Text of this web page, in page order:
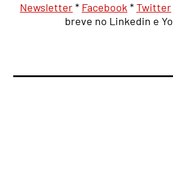
Newsletter* Facebook *Twitter
breve no Linkedin e